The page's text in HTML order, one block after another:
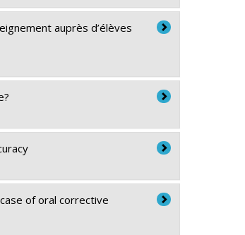
auprès d’élèves
of oral corrective